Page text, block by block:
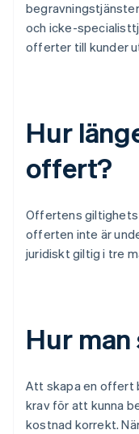
och icke-
offerter till kunder
Hur
offert?
Offertens
offerten inte är
juridiskt giltig i tre
Hur
Att skapa en offert
krav för att kunna
kostnad korrekt.